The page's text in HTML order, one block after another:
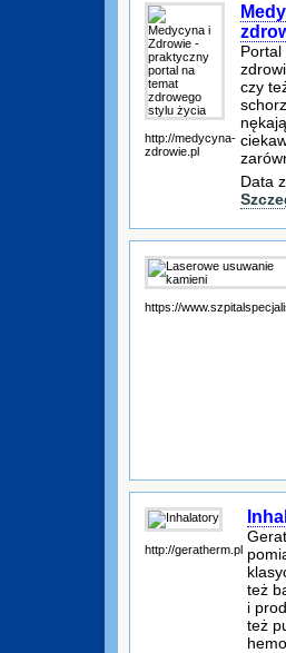
http://medycyna-
zdrowie.pl
Portal
czy
Data
https://
http://geratherm.pl
też
i
też